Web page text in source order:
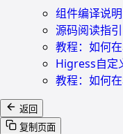
组件编译说明
源码阅读指引
教程：如何
Higress自定
教程：如何
返回
复制页面